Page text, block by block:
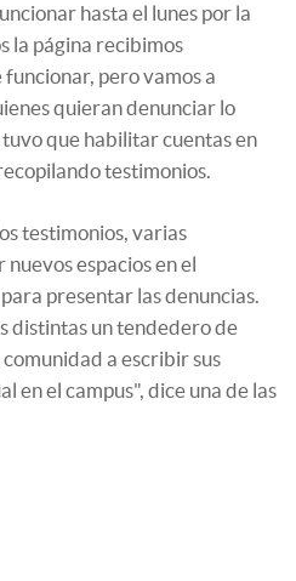
hasta el lunes por la
la página recibimos
pero vamos a
quieran denunciar lo
que habilitar cuentas en
testimonios.
testimonios, varias
espacios en el
presentar las denuncias.
distintas un tendedero de
a escribir sus
en el campus", dice una de las